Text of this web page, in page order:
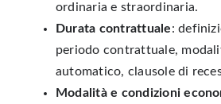
ordinaria e straordinaria.
Durata contrattuale:
periodo contrattuale,
automatico, clausole di
Modalità e condizioni